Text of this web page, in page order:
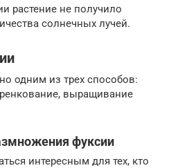
растение не получило
солнечных лучей.
одним из трех способов:
выращивание
фуксии
интересным для тех, кто